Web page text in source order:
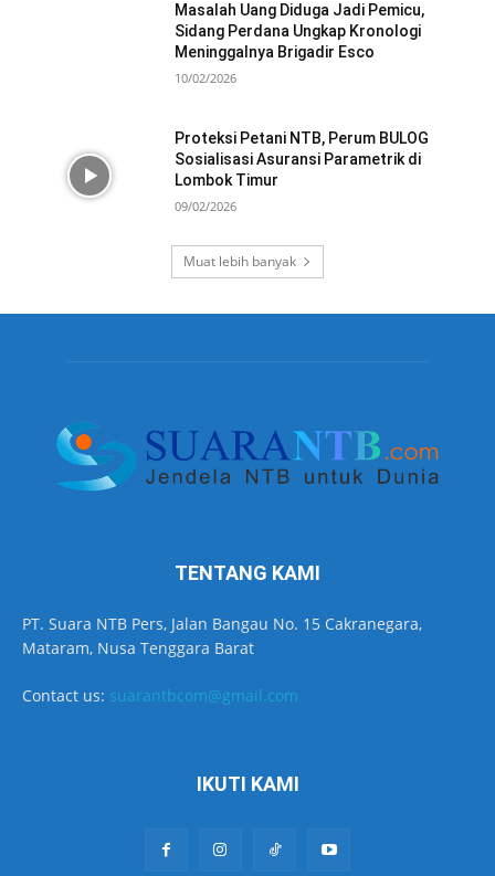
Masalah Uang Diduga Jadi Pemicu,
Sidang Perdana Ungkap Kronologi
Meninggalnya Brigadir Esco
10/02/2026
Proteksi Petani NTB, Perum BULOG
Sosialisasi Asuransi Parametrik di
Lombok Timur
09/02/2026
Muat lebih banyak
TENTANG KAMI
PT. Suara NTB Pers, Jalan Bangau No. 15 Cakranegara,
Mataram, Nusa Tenggara Barat
Contact us: suarantbcom@gmail.com
IKUTI KAMI